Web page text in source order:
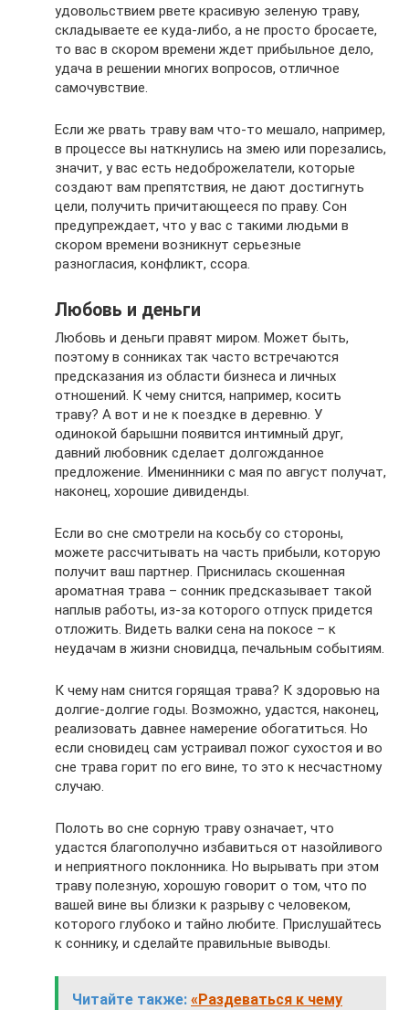
удовольствием рвете красивую зеленую траву,
складываете ее куда-либо, а не просто бросаете,
то вас в скором времени ждет прибыльное дело,
удача в решении многих вопросов, отличное
самочувствие.
Если же рвать траву вам что-то мешало, например,
в процессе вы наткнулись на змею или порезались,
значит, у вас есть недоброжелатели, которые
создают вам препятствия, не дают достигнуть
цели, получить причитающееся по праву. Сон
предупреждает, что у вас с такими людьми в
скором времени возникнут серьезные
разногласия, конфликт, ссора.
Любовь и деньги
Любовь и деньги правят миром. Может быть,
поэтому в сонниках так часто встречаются
предсказания из области бизнеса и личных
отношений. К чему снится, например, косить
траву? А вот и не к поездке в деревню. У
одинокой барышни появится интимный друг,
давний любовник сделает долгожданное
предложение. Именинники с мая по август получат,
наконец, хорошие дивиденды.
Если во сне смотрели на косьбу со стороны,
можете рассчитывать на часть прибыли, которую
получит ваш партнер. Приснилась скошенная
ароматная трава – сонник предсказывает такой
наплыв работы, из-за которого отпуск придется
отложить. Видеть валки сена на покосе – к
неудачам в жизни сновидца, печальным событиям.
К чему нам снится горящая трава? К здоровью на
долгие-долгие годы. Возможно, удастся, наконец,
реализовать давнее намерение обогатиться. Но
если сновидец сам устраивал пожог сухостоя и во
сне трава горит по его вине, то это к несчастному
случаю.
Полоть во сне сорную траву означает, что
удастся благополучно избавиться от назойливого
и неприятного поклонника. Но вырывать при этом
траву полезную, хорошую говорит о том, что по
вашей вине вы близки к разрыву с человеком,
которого глубоко и тайно любите. Прислушайтесь
к соннику, и сделайте правильные выводы.
Читайте также: «Раздеваться к чему